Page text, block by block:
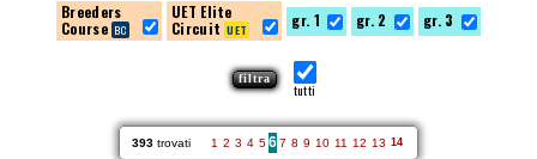
Breeders
Course
UET Elite
Circuit
gr. 1 gr. 2 gr. 3
tutti
393 trovati 1 2 3 4 567 8 9 10 11 12 13 14